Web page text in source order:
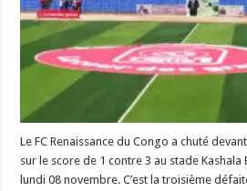
Le FC Renaissance du Congo a chuté
sur le score de 1 contre 3 au stade
lundi 08 novembre. C’est la troisième